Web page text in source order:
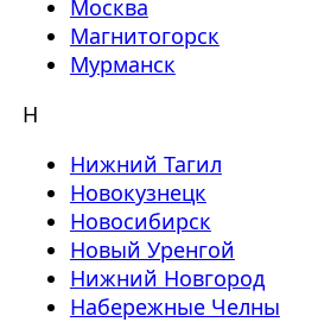
Москва
Магнитогорск
Мурманск
Н
Нижний Тагил
Новокузнецк
Новосибирск
Новый Уренгой
Нижний Новгород
Набережные Челны